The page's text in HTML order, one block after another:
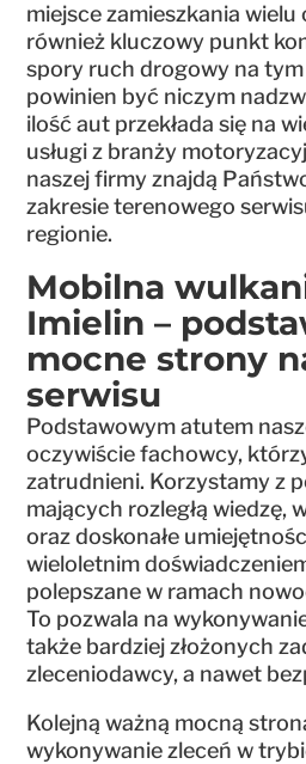
miejsce zamieszkania wielu
również kluczowy punkt
spory ruch drogowy na
powinien być niczym
ilość aut przekłada się na
usługi z branży
naszej firmy znajdą
zakresie terenowego
regionie.
Mobilna
Imielin –
mocne strony
serwisu
Podstawowym atutem
oczywiście fachowcy,
zatrudnieni. Korzystamy z
mających rozległą wiedzę,
oraz doskonałe
wieloletnim
polepszane w ramach
To pozwala na
także bardziej złożonych
zleceniodawcy, a nawet
Kolejną ważną mocną
wykonywanie zleceń w